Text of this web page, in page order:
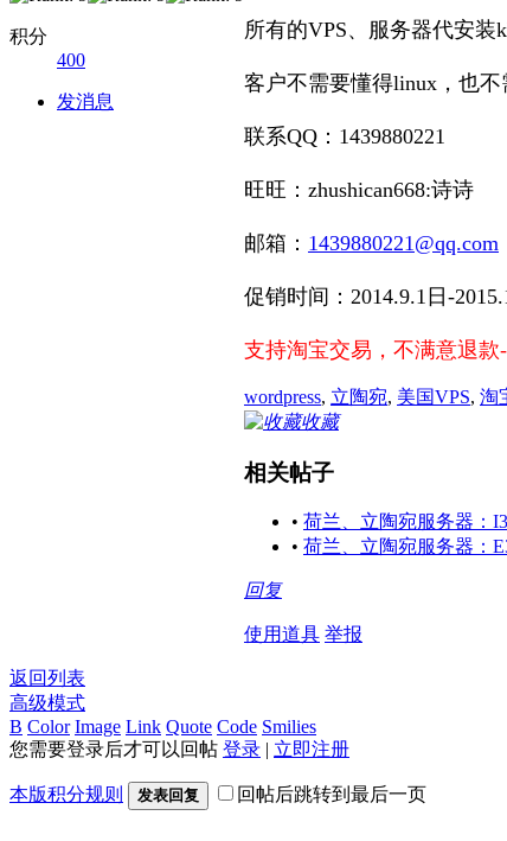
积分
400
发消息
所有的VPS、服务器代安装
客户不需要懂得linux，也不
联系QQ：1439880221
旺旺：zhushican668:诗诗
邮箱： 1439880221@qq.com
促销时间：2014.9.1日-
支持淘宝交易，不满意退款-
wordpress, 立陶宛, 美国VPS, 淘
收藏
相关帖子
• 荷兰、立陶宛服务器：
• 荷兰、立陶宛服务器：
回复
使用道具 举报
返回列表
高级模式
B Color Image Link Quote Code Smilies
您需要登录后才可以回帖 登录 | 立即注册
本版积分规则 发表回复 回帖后跳转到最后一页